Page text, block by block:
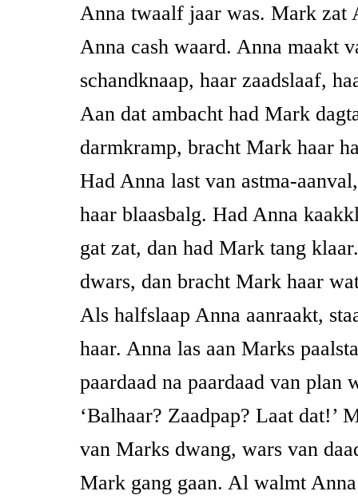
Anna twaalf jaar was. Mark zat
Anna cash waard. Anna maakt
schandknaap, haar zaadslaaf,
Aan dat ambacht had Mark
darmkramp, bracht Mark haar
Had Anna last van astma-
haar blaasbalg. Had Anna
gat zat, dan had Mark tang
dwars, dan bracht Mark haar
Als halfslaap Anna aanraakt,
haar. Anna las aan Marks
paardaad na paardaad van plan
‘Balhaar? Zaadpap? Laat dat!’
van Marks dwang, wars van
Mark gang gaan. Al walmt